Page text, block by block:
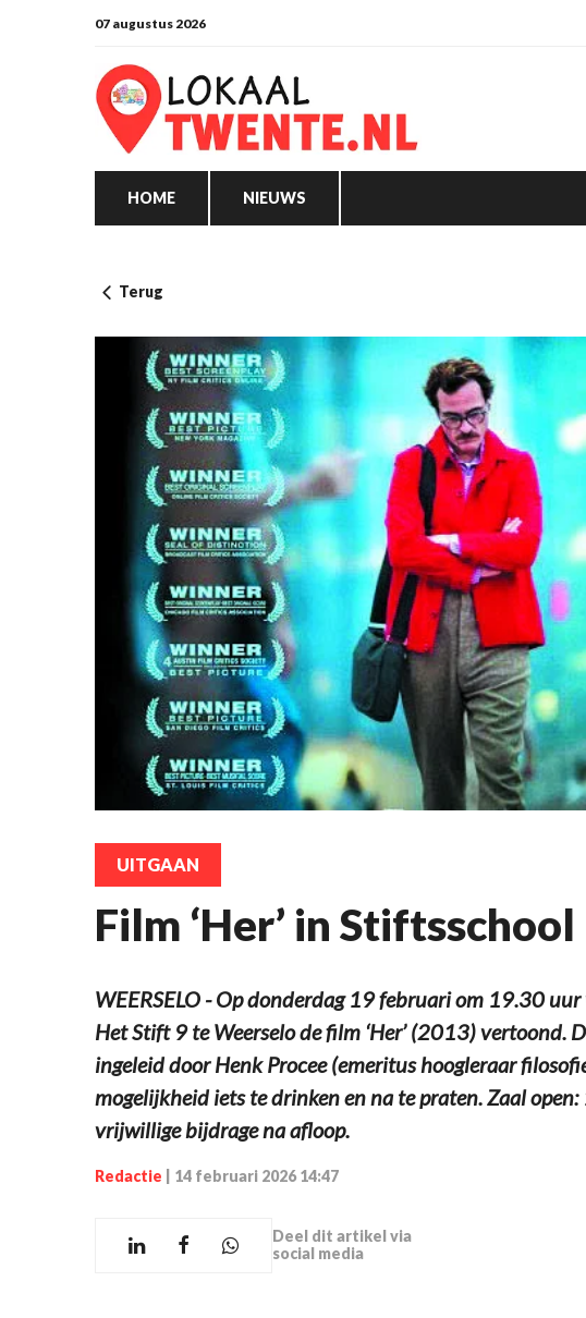
07 augustus 2026
HOME NIEUWS
Terug
UITGAAN
Film ‘Her’ in Stiftsschool
WEERSELO - Op donderdag 19 februari om 19.30
Het Stift 9 te Weerselo de film ‘Her’ (2013) vertoond.
ingeleid door Henk Procee (emeritus hoogleraar
mogelijkheid iets te drinken en na te praten. Zaal
vrijwillige bijdrage na afloop.
Redactie 14 februari 2026 14:47
Deel dit artikel via
social media